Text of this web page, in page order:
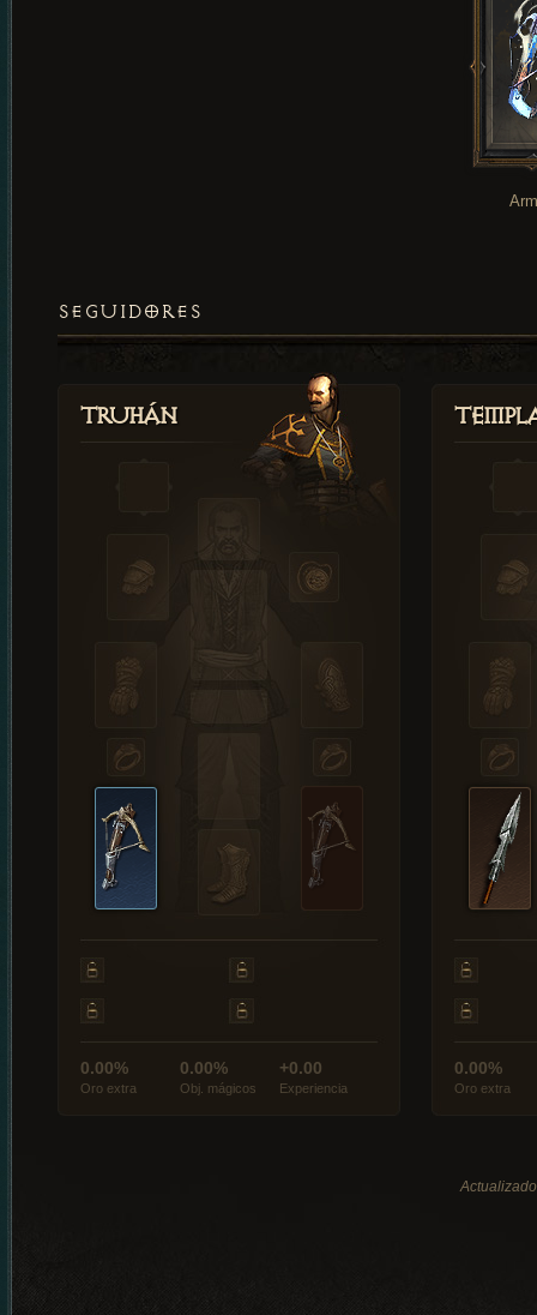
SEGUIDORES
Truhán
0.00%
Oro extra
0.00%
Obj. mágicos
+0.00
Experiencia
0.00%
Oro extra